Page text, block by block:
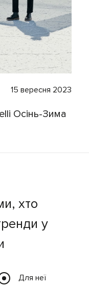
15 вересня 2023
Осінь-Зима
хто
у
Для неї